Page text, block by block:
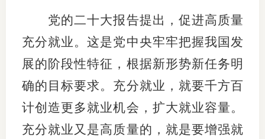
党的二十大报告提出，促进高质量
充分就业。这是党中央牢牢把握我国发
展的阶段性特征，根据新形势新任务明
确的目标要求。充分就业，就要千方百
计创造更多就业机会，扩大就业容量。
充分就业又是高质量的，就是要增强就